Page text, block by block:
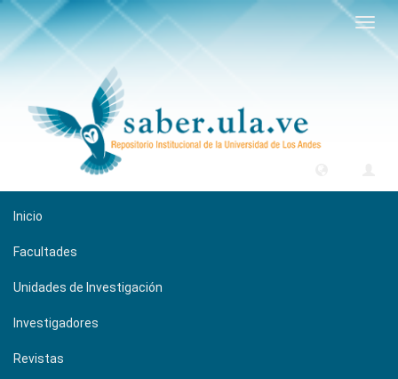
Inicio
Facultades
Unidades de Investigación
Investigadores
Revistas